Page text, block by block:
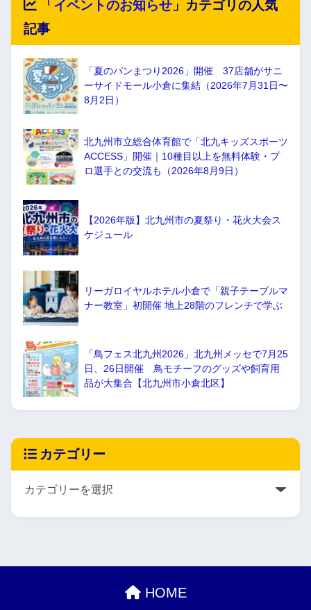
「 イベントのお知らせ 」カテゴリの人気
記事
「夏のパンまつり2026」開催 37店舗がサニ
ーサイドモール小倉に集結（2026年7月31日〜
8月2日）
北九州市立総合体育館で「北九キッズスポーツ
ACCESS」開催｜10種目以上を無料体験・プ
ロ選手との交流も（2026年8月9日）
【2026年版】北九州市の夏祭り・花火大会ス
ケジュール
リーガロイヤルホテル小倉で「親子テーブルマ
ナー教室」初開催 地上28階のフレンチで学ぶ
「鳥フェス北九州2026」北九州メッセで7月25
日、26日開催 鳥モチーフのグッズや飼育用
品が大集合【北九州市小倉北区】
カテゴリー
HOME